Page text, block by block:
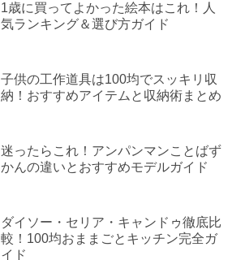
1歳に買ってよかった絵本はこれ！人
気ランキング＆選び方ガイド
子供の工作道具は100均でスッキリ収
納！おすすめアイテムと収納術まとめ
迷ったらこれ！アンパンマンことばず
かんの違いとおすすめモデルガイド
ダイソー・セリア・キャンドゥ徹底比
較！100均おままごとキッチン完全ガ
イド